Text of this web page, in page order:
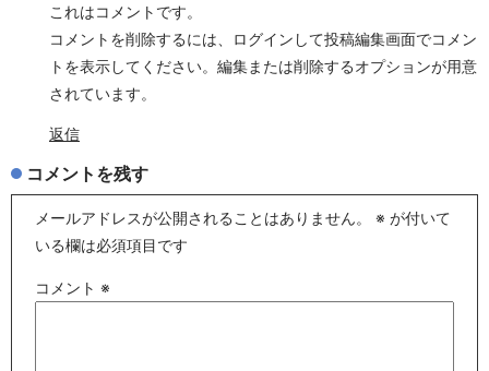
これはコメントです。
コメントを削除するには、ログインして投稿編集画面でコメン
トを表示してください。編集または削除するオプションが用意
されています。
返信
コメントを残す
メールアドレスが公開されることはありません。 ※ が付いて
いる欄は必須項目です
コメント※